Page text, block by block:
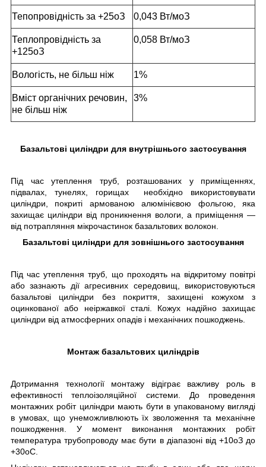
Тепопровідність за +25оЗ 0,043 Вт/моЗ
Теплопровідність за
+125оЗ
0,058 Вт/моЗ
Вологість, не більш ніж 1%
Вміст органічних речовин,
не більш ніж
3%
Базальтові циліндри для внутрішнього застосування
Під час утеплення труб, розташованих у приміщеннях,
підвалах, тунелях, горищах необхідно використовувати
циліндри, покриті армованою алюмінієвою фольгою, яка
захищає циліндри від проникнення вологи, а приміщення —
від потрапляння мікрочастинок базальтових волокон.
Базальтові циліндри для зовнішнього застосування
Під час утеплення труб, що проходять на відкритому повітрі
або зазнають дії агресивних середовищ, використовуються
базальтові циліндри без покриття, захищені кожухом з
оцинкованої або неіржавкої сталі. Кожух надійно захищає
циліндри від атмосферних опадів і механічних пошкоджень.
Монтаж базальтових циліндрів
Дотримання технології монтажу відіграє важливу роль в
ефективності теплоізоляційної системи. До проведення
монтажних робіт циліндри мають бути в упакованому вигляді
в умовах, що унеможливлюють їх зволоження та механічне
пошкодження. У момент виконання монтажних робіт
температура трубопроводу має бути в діапазоні від +10оЗ до
+30оС.